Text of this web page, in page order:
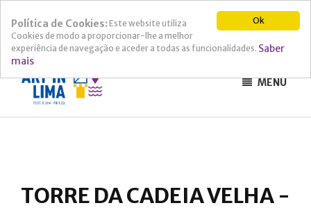
Ok
Política de Cookies: Este website utiliza
Cookies de modo a proporcionar-lhe a melhor
experiência de navegação e aceder a todas as funcionalidades. Saber
mais
MENU
TORRE DA CADEIA VELHA -